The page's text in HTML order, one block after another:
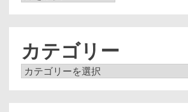
カテゴリー
カ